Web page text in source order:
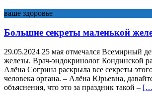
ваше здоровье
Большие секреты маленькой
29.05.2024 25 мая отмечался Всемирный
железы. Врач-эндокринолог Кондинской
Алёна Согрина раскрыла все секреты
человека органа. – Алёна Юрьевна,
объяснения, что это за праздник такой –